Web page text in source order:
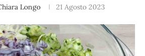
Longo 21 Agosto 2023